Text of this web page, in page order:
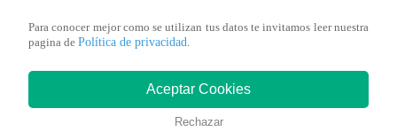
Amor: Hoy te sentirás más dispuesto al
: Tu capacidad analítica te sacará de
excesivo.
Para conocer mejor como se utilizan tus datos te invitamos leer nuestra
pagina de Política de privacidad
Aceptar Cookies
Rechazar